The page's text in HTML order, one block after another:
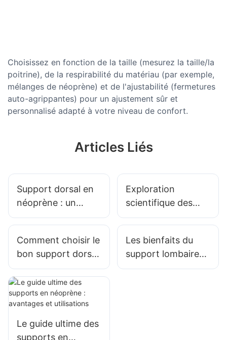
Choisissez en fonction de la taille (mesurez la taille/la
poitrine), de la respirabilité du matériau (par exemple,
mélanges de néoprène) et de l'ajustabilité (fermetures
auto-agrippantes) pour un ajustement sûr et
personnalisé adapté à votre niveau de confort.
Articles Liés
Support dorsal en
néoprène : un
guide pour les
Exploration
scientifique des
supports dorsaux
Comment choisir le
bon support dorsal
en néoprène pour
vous - 1
Les bienfaits du
support lombaire
en néoprène pour
Le guide ultime des
supports en